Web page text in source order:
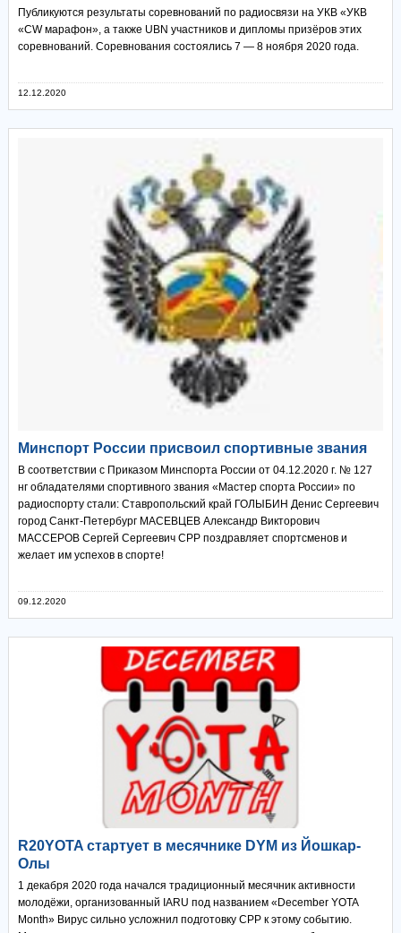
Публикуются результаты соревнований по радиосвязи на УКВ «УКВ
«CW марафон», а также UBN участников и дипломы призёров этих
соревнований. Соревнования состоялись 7 — 8 ноября 2020 года.
12.12.2020
Минспорт России присвоил спортивные звания
В соответствии с Приказом Минспорта России от 04.12.2020 г. № 127
нг обладателями спортивного звания «Мастер спорта России» по
радиоспорту стали: Ставропольский край ГОЛЫБИН Денис Сергеевич
город Санкт-Петербург МАСЕВЦЕВ Александр Викторович
МАССЕРОВ Сергей Сергеевич СРР поздравляет спортсменов и
желает им успехов в спорте!
09.12.2020
R20YOTA стартует в месячнике DYM из Йошкар-
Олы
1 декабря 2020 года начался традиционный месячник активности
молодёжи, организованный IARU под названием «December YOTA
Month» Вирус сильно усложнил подготовку СРР к этому событию.